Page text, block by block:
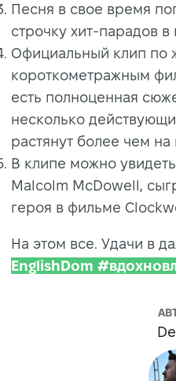
Песня в свое время
строчку хит-парадов в
Официальный клип по
короткометражным
есть полноценная
несколько
растянут более чем на
В клипе можно
Malcolm McDowell,
героя в фильме
На этом все. Удачи в
EnglishDom